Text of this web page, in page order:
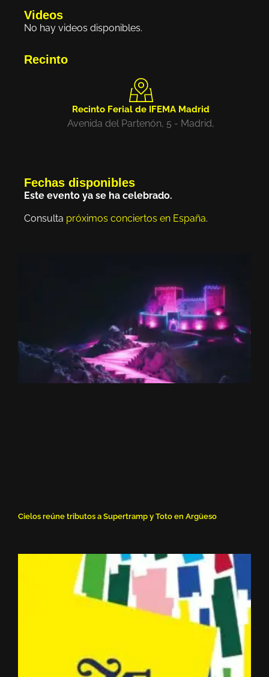
Videos
No hay videos disponibles.
Recinto
Recinto Ferial de IFEMA Madrid
Avenida del Partenón, 5 - Madrid,
Fechas disponibles
Este evento ya se ha celebrado.
Consulta próximos conciertos en España.
Cielos reúne tributos a Supertramp y Toto en Argüeso